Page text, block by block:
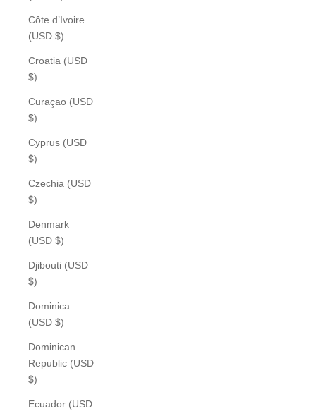
Côte d’Ivoire
(USD $)
Croatia (USD
$)
Curaçao (USD
$)
Cyprus (USD
$)
Czechia (USD
$)
Denmark
(USD $)
Djibouti (USD
$)
Dominica
(USD $)
Dominican
Republic (USD
$)
Ecuador (USD